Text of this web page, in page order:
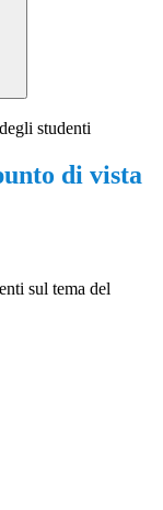
studenti
di vista
sul tema del